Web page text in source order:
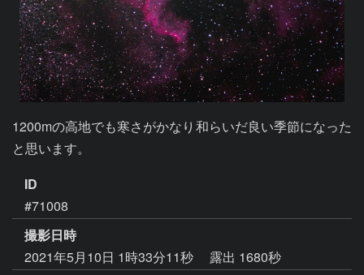
1200mの高地でも寒さがかなり和らいだ良い季節になった
と思います。
ID
#71008
撮影日時
2021年5月10日 1時33分11秒
露出 1680秒